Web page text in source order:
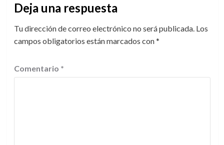
Deja una respuesta
Tu dirección de correo electrónico no será publicada. Los
campos obligatorios están marcados con*
Comentario *